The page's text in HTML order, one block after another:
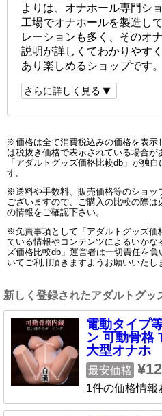
よりは、オナホール専門シ
工場でオナホールを製造し
レーションも多く、そのオ
説明が詳しくてわかりやす
あり楽しめるショップです。
さらに詳しく見る
※価格は全て消費税込みの価格を表示
は税抜き価格で表示されている場合
「アダルトグッズ価格比較db」が独
す。
※送料や手数料、販売価格等のショッ
ございますので、ご購入の比較の際
の情報をご確認下さい。
※免責事項として「アダルトグッズ価
ている情報やコンテンツによるいかな
ズ価格比較db」運営者は一切責任を
いてご利用頂きますようお願いいたし
新しく登録されたアダルトグッ
電動タイプ
ン 可動骨格
大型オナホ
最安価格
1件の価格情報